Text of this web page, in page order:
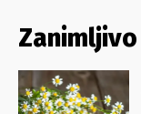
Zanimljivo